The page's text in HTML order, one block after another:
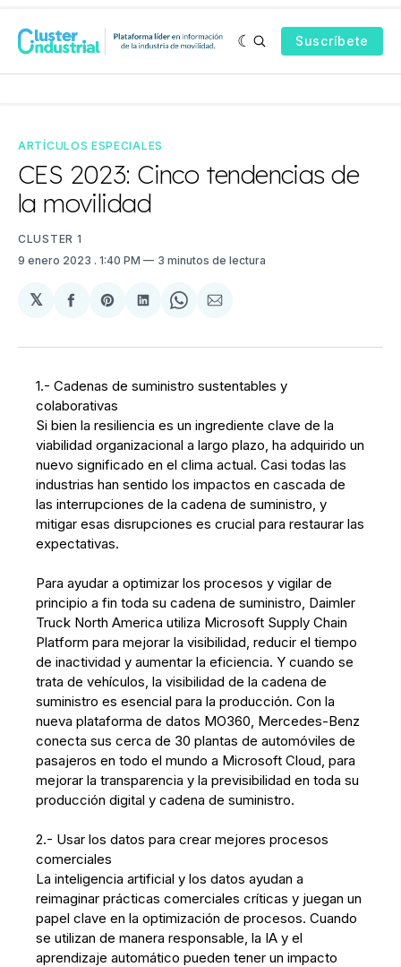
Suscríbete
ARTÍCULOS ESPECIALES
CES 2023: Cinco tendencias de
la movilidad
CLUSTER 1
9 enero 2023 . 1:40 PM 3 minutos de lectura
𝕏
Compartir
Facebook
Share
Pinterest
Compartir
LinkedIn
Share
WhatsApp
Compartir
Email
1.- Cadenas de suministro sustentables y
colaborativas
Si bien la resiliencia es un ingrediente clave de la
viabilidad organizacional a largo plazo, ha adquirido un
nuevo significado en el clima actual. Casi todas las
industrias han sentido los impactos en cascada de
las interrupciones de la cadena de suministro, y
mitigar esas disrupciones es crucial para restaurar las
expectativas.
Para ayudar a optimizar los procesos y vigilar de
principio a fin toda su cadena de suministro, Daimler
Truck North America utiliza Microsoft Supply Chain
Platform para mejorar la visibilidad, reducir el tiempo
de inactividad y aumentar la eficiencia. Y cuando se
trata de vehículos, la visibilidad de la cadena de
suministro es esencial para la producción. Con la
nueva plataforma de datos MO360, Mercedes-Benz
conecta sus cerca de 30 plantas de automóviles de
pasajeros en todo el mundo a Microsoft Cloud, para
mejorar la transparencia y la previsibilidad en toda su
producción digital y cadena de suministro.
2.- Usar los datos para crear mejores procesos
comerciales
La inteligencia artificial y los datos ayudan a
reimaginar prácticas comerciales críticas y juegan un
papel clave en la optimización de procesos. Cuando
se utilizan de manera responsable, la IA y el
aprendizaje automático pueden tener un impacto